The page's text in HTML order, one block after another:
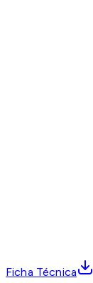
Ficha Técnica